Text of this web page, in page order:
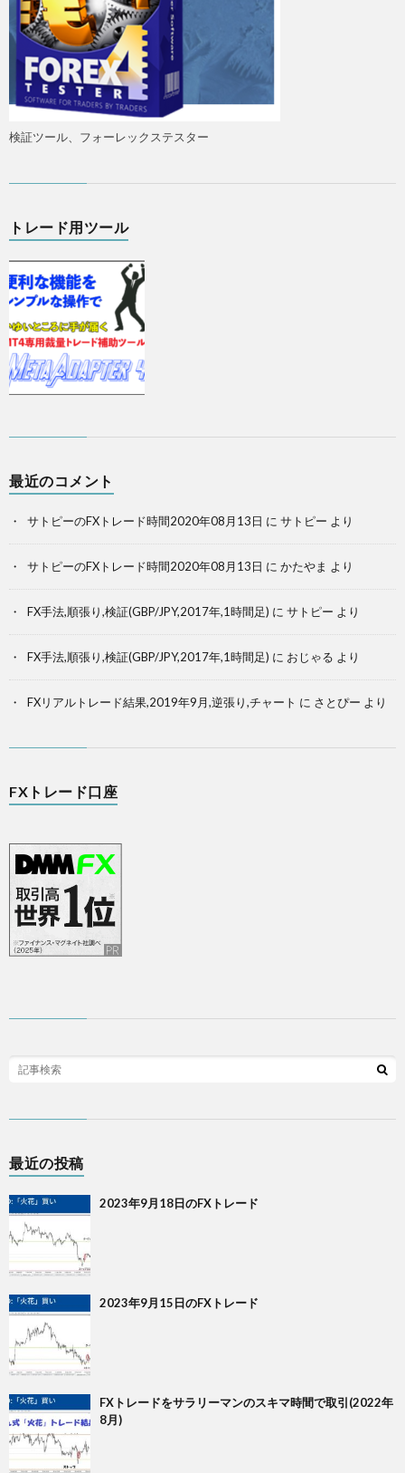
検証ツール、フォーレックステスター
トレード用ツール
最近のコメント
サトピーのFXトレード時間2020年08月13日 に サトピー より
サトピーのFXトレード時間2020年08月13日 に かたやま より
FX手法,順張り,検証(GBP/JPY,2017年,1時間足) に サトピー より
FX手法,順張り,検証(GBP/JPY,2017年,1時間足) に おじゃる より
FXリアルトレード結果,2019年9月,逆張り,チャート に さとぴー より
FXトレード口座
最近の投稿
2023年9月18日のFXトレード
2023年9月15日のFXトレード
FXトレードをサラリーマンのスキマ時間で取引(2022年
8月)